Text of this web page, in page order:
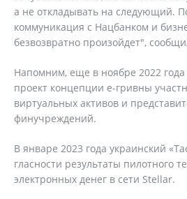
а не откладывать на следующий.
коммуникация с Нацбанком и
безвозвратно произойдет",
Напомним, еще в ноябре 2022
проект концепции е-гривны
виртуальных активов и
финучреждений.
В январе 2023 года украинский
гласности результаты пилотного
электронных денег в сети Stellar.